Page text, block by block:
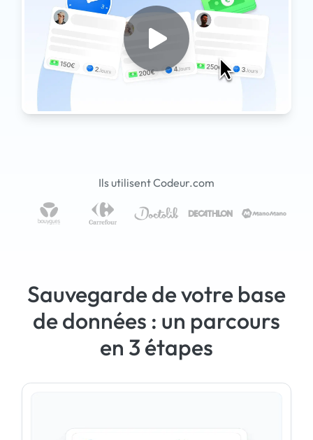
Ils utilisent Codeur.com
Sauvegarde de votre base
de données : un parcours
en 3 étapes